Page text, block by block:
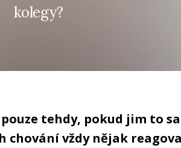
kolegy?
tehdy, pokud jim to
chování vždy nějak